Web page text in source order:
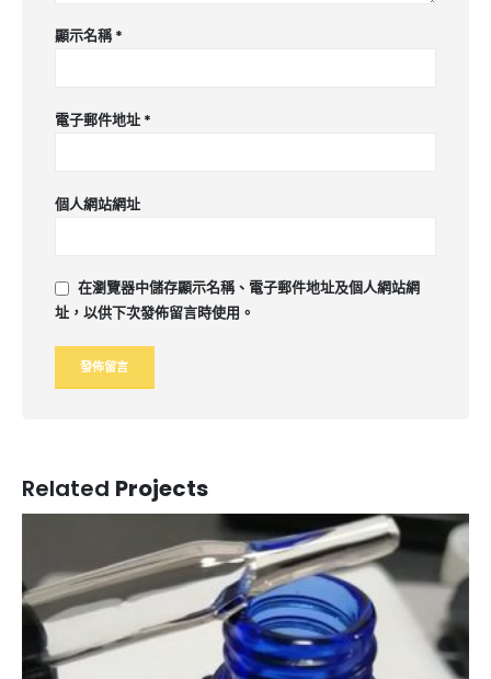
顯示名稱*
電子郵件地址 *
個人網站網址
在瀏覽器中儲存顯示名稱、電子郵件地址及個人網站網
址，以供下次發佈留言時使用。
Related Projects